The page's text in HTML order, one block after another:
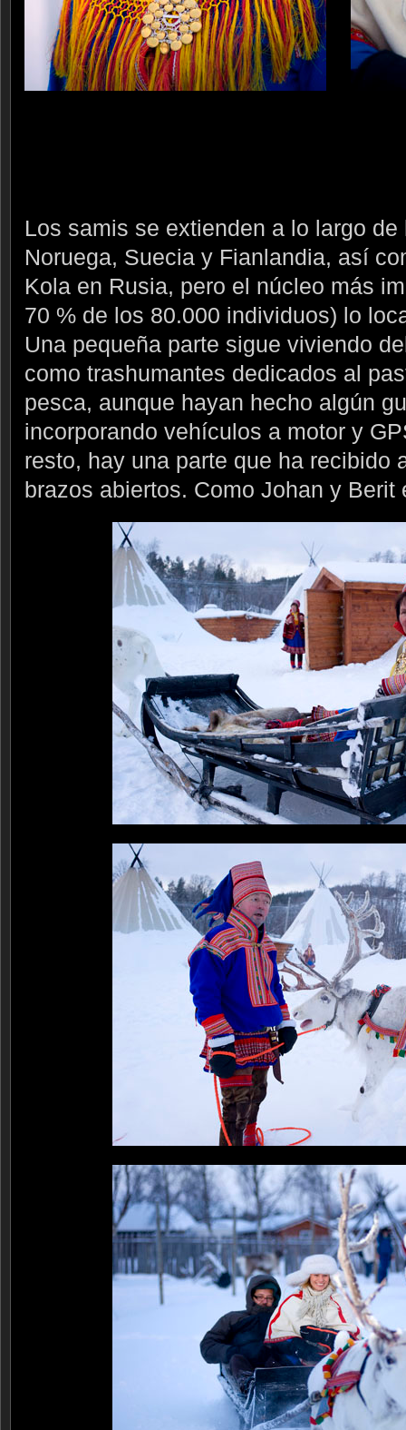
Los samis se extienden a lo largo
Noruega, Suecia y Fianlandia, así
Kola en Rusia, pero el núcleo más
70 % de los 80.000 individuos) lo
Una pequeña parte sigue viviendo
como trashumantes dedicados al
pesca, aunque hayan hecho algún
incorporando vehículos a motor y
resto, hay una parte que ha recibido
brazos abiertos. Como Johan y